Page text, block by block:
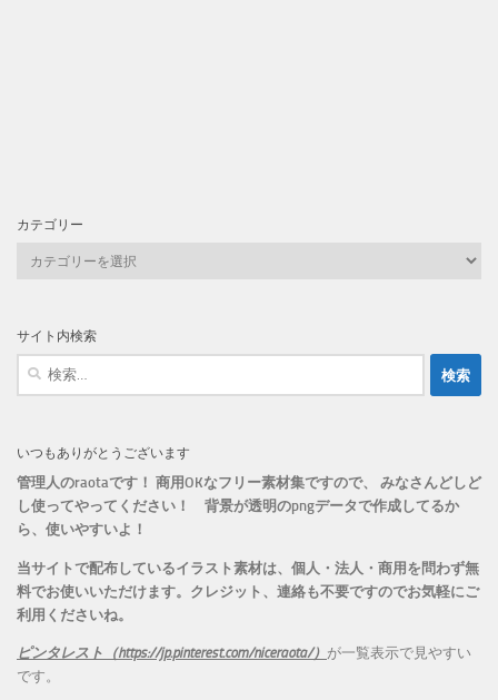
カテゴリー
ー
サイト内検索
検
いつもありがとうございます
管理人のraotaです！ 商用OKなフリー素材集ですので、 みなさんどしど
し使ってやってください！ 背景が透明のpngデータで作成してるか
ら、 使いやすいよ！
当サイトで配布しているイラスト素材は、個人・法人・商用を問わず無
料でお使いいただけます。 クレジット、連絡も不要ですのでお気軽にご
利用くださいね。
ピンタレスト（https://jp.pinterest.com/niceraota/） が一覧表示で見やすい
です。